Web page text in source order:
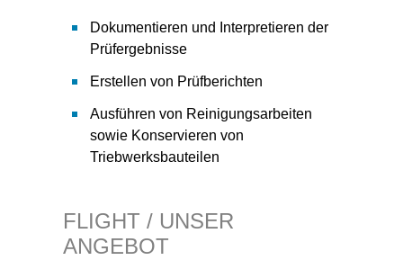
Dokumentieren und Interpretieren der
Prüfergebnisse
Erstellen von Prüfberichten
Ausführen von Reinigungsarbeiten
sowie Konservieren von
Triebwerksbauteilen
FLIGHT / UNSER
ANGEBOT